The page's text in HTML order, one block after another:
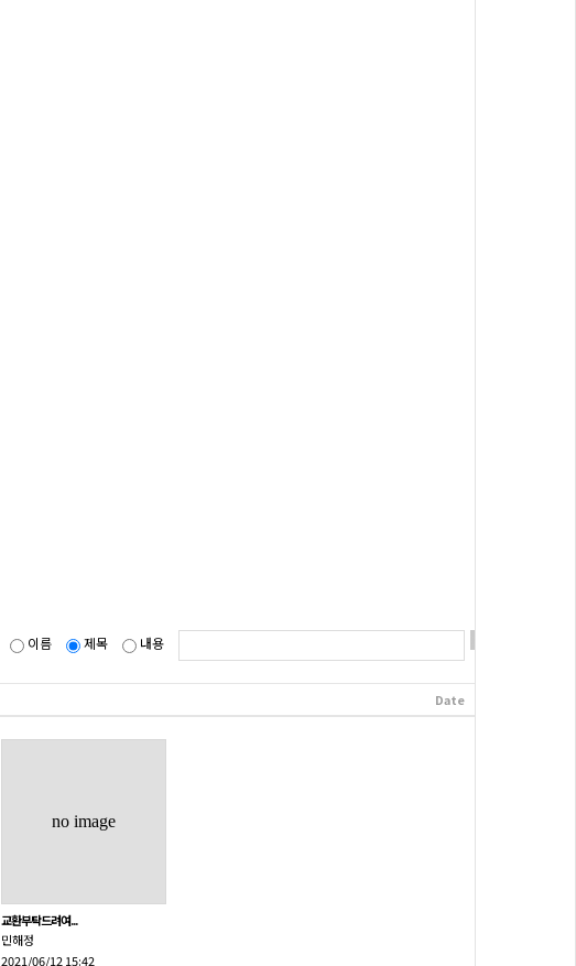
이름 제목 내용
Date
no image
교환부탁드려여...
민해정
2021/06/12 15:42